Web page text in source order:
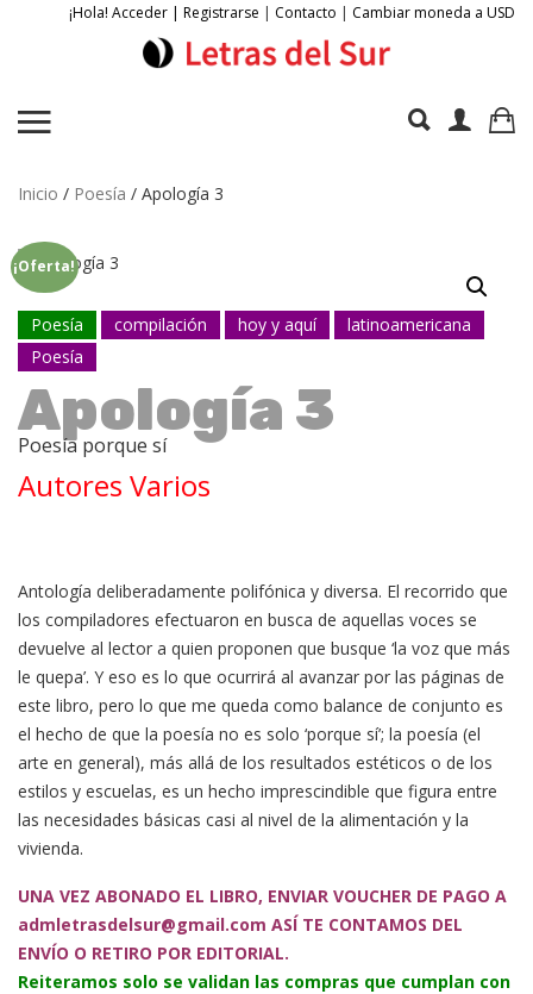
¡Hola! Acceder | Registrarse | Contacto | Cambiar moneda a USD
Inicio / Poesía / Apología 3
¡Oferta!
Poesía compilación hoy y aquí
latinoamericana
Poesía
Apología 3
Poesía porque sí
Autores Varios
Antología deliberadamente polifónica y diversa. El recorrido que
los compiladores efectuaron en busca de aquellas voces se
devuelve al lector a quien proponen que busque ‘la voz que más
le quepa’. Y eso es lo que ocurrirá al avanzar por las páginas de
este libro, pero lo que me queda como balance de conjunto es
el hecho de que la poesía no es solo ‘porque sí’; la poesía (el
arte en general), más allá de los resultados estéticos o de los
estilos y escuelas, es un hecho imprescindible que figura entre
las necesidades básicas casi al nivel de la alimentación y la
vivienda.
UNA VEZ ABONADO EL LIBRO, ENVIAR VOUCHER DE PAGO A
admletrasdelsur@gmail.com ASÍ TE CONTAMOS DEL
ENVÍO O RETIRO POR EDITORIAL.
Reiteramos solo se validan las compras que cumplan con